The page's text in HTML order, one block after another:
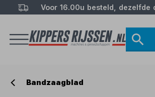
Voor 16.00u besteld, dezelfde
Bandzaagblad